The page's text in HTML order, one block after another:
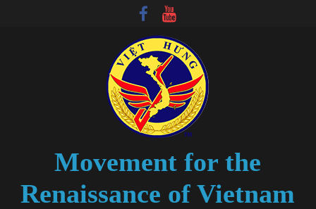
Movement for the
Renaissance of Vietnam